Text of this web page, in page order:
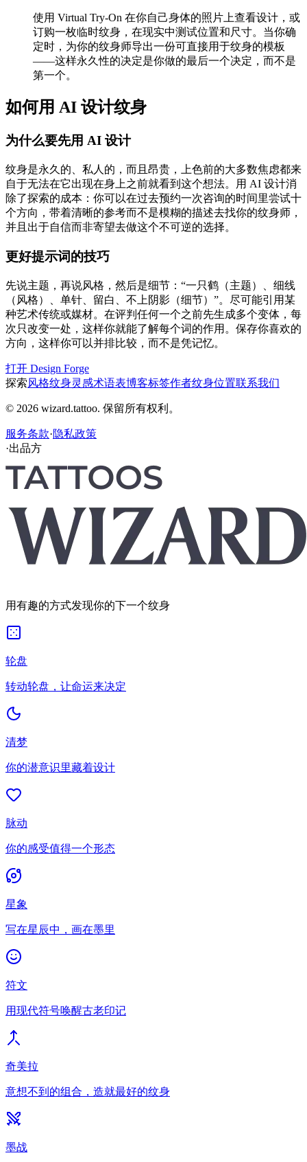
使用 Virtual Try-On 在你自己身体的照片上查看设计，或
订购一枚临时纹身，在现实中测试位置和尺寸。当你确
定时，为你的纹身师导出一份可直接用于纹身的模板
——这样永久性的决定是你做的最后一个决定，而不是
第一个。
如何用 AI 设计纹身
为什么要先用 AI 设计
纹身是永久的、私人的，而且昂贵，上色前的大多数焦虑都来
自于无法在它出现在身上之前就看到这个想法。用 AI 设计消
除了探索的成本：你可以在过去预约一次咨询的时间里尝试十
个方向，带着清晰的参考而不是模糊的描述去找你的纹身师，
并且出于自信而非寄望去做这个不可逆的选择。
更好提示词的技巧
先说主题，再说风格，然后是细节：“一只鹤（主题）、细线
（风格）、单针、留白、不上阴影（细节）”。尽可能引用某
种艺术传统或媒材。在评判任何一个之前先生成多个变体，每
次只改变一处，这样你就能了解每个词的作用。保存你喜欢的
方向，这样你可以并排比较，而不是凭记忆。
打开 Design Forge
探索风格纹身灵感术语表博客标签作者纹身位置联系我们
© 2026 wizard.tattoo. 保留所有权利。
服务条款·隐私政策
·出品方
用有趣的方式发现你的下一个纹身
轮盘
转动轮盘，让命运来决定
清梦
你的潜意识里藏着设计
脉动
你的感受值得一个形态
星象
写在星辰中，画在墨里
符文
用现代符号唤醒古老印记
奇美拉
意想不到的组合，造就最好的纹身
墨战